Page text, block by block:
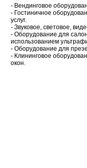
- Вендинговое
- Гостиничное
услуг.
- Звуковое, световое,
- Оборудование для
использованием
- Оборудование для
- Клининговое
окон.